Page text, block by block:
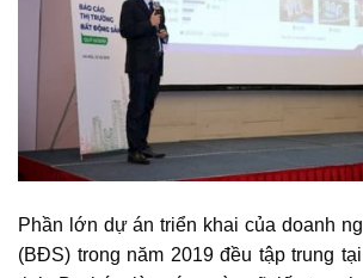
Phần lớn dự án triển khai của doanh
(BĐS) trong năm 2019 đều tập trung